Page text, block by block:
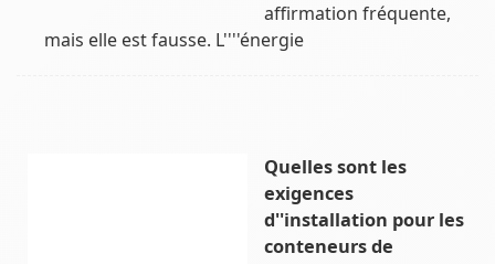
affirmation fréquente,
mais elle est fausse. L''''énergie
Quelles sont les
exigences
d''installation pour les
conteneurs de